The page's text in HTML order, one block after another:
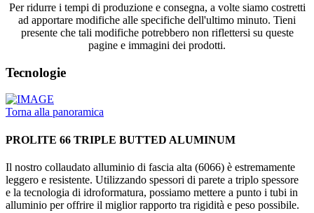
Per ridurre i tempi di produzione e consegna, a volte siamo costretti
ad apportare modifiche alle specifiche dell'ultimo minuto. Tieni
presente che tali modifiche potrebbero non riflettersi su queste
pagine e immagini dei prodotti.
Tecnologie
Torna alla panoramica
PROLITE 66 TRIPLE BUTTED ALUMINUM
Il nostro collaudato alluminio di fascia alta (6066) è estremamente
leggero e resistente. Utilizzando spessori di parete a triplo spessore
e la tecnologia di idroformatura, possiamo mettere a punto i tubi in
alluminio per offrire il miglior rapporto tra rigidità e peso possibile.